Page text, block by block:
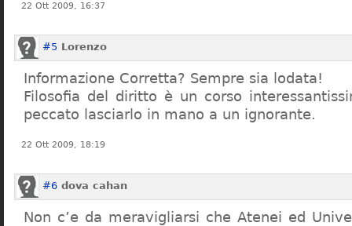
22 Ott 2009, 16:37
#5 Lorenzo
Informazione Corretta? Sempre sia lodata!
Filosofia del diritto è un corso
peccato lasciarlo in mano a un ignorante.
22 Ott 2009, 18:19
#6 dova cahan
Non c’e da meravigliarsi che Atenei ed